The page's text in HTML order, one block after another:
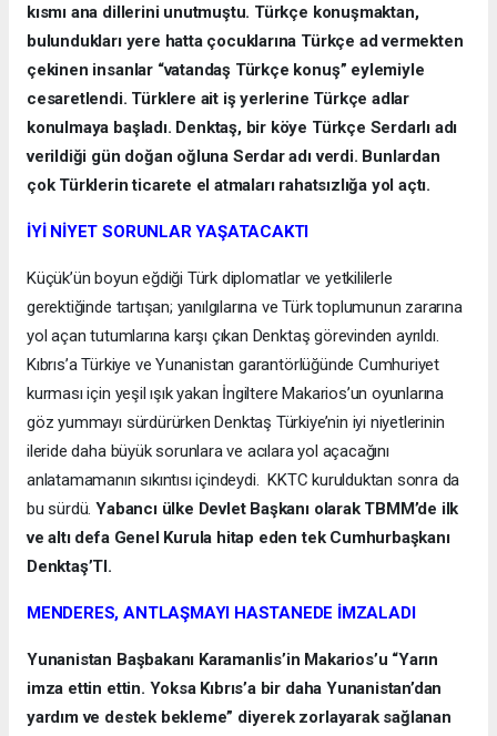
kısmı ana dillerini unutmuştu. Türkçe konuşmaktan,
bulundukları yere hatta çocuklarına Türkçe ad vermekten
çekinen insanlar “vatandaş Türkçe konuş” eylemiyle
cesaretlendi. Türklere ait iş yerlerine Türkçe adlar
konulmaya başladı. Denktaş, bir köye Türkçe Serdarlı adı
verildiği gün doğan oğluna Serdar adı verdi. Bunlardan
çok Türklerin ticarete el atmaları rahatsızlığa yol açtı.
İYİ NİYET SORUNLAR YAŞATACAKTI
Küçük’ün boyun eğdiği Türk diplomatlar ve yetkililerle
gerektiğinde tartışan; yanılgılarına ve Türk toplumunun zararına
yol açan tutumlarına karşı çıkan Denktaş görevinden ayrıldı.
Kıbrıs’a Türkiye ve Yunanistan garantörlüğünde Cumhuriyet
kurması için yeşil ışık yakan İngiltere Makarios’un oyunlarına
göz yummayı sürdürürken Denktaş Türkiye’nin iyi niyetlerinin
ileride daha büyük sorunlara ve acılara yol açacağını
anlatamamanın sıkıntısı içindeydi. KKTC kurulduktan sonra da
bu sürdü.Yabancı ülke Devlet Başkanı olarak TBMM’de ilk
ve altı defa Genel Kurula hitap eden tek Cumhurbaşkanı
Denktaş’TI.
MENDERES, ANTLAŞMAYI HASTANEDE İMZALADI
Yunanistan Başbakanı Karamanlis’in Makarios’u “Yarın
imza ettin ettin. Yoksa Kıbrıs’a bir daha Yunanistan’dan
yardım ve destek bekleme” diyerek zorlayarak sağlanan